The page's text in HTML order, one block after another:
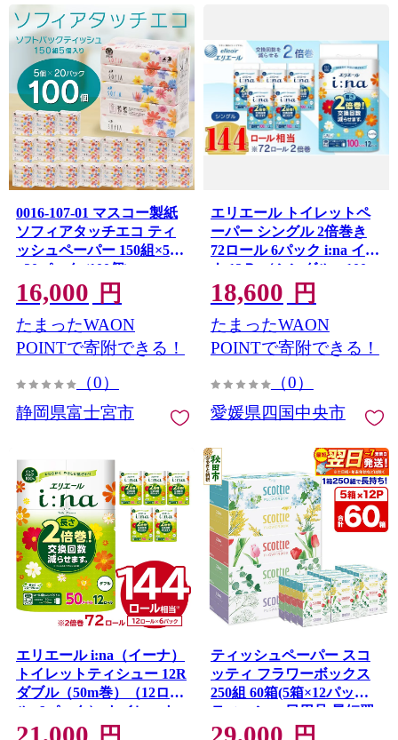
0016-107-01 マスコー製紙
ソフィアタッチエコ ティ
ッシュペーパー 150組×5個
×20パック (100個)
16,000 円
たまったWAON
POINTで寄附できる！
（0）
静岡県富士宮市
エリエール トイレットペ
ーパー シングル 2倍巻き
72ロール 6パック i:na イー
ナ 12Ｒ （シングル・100
ｍ） × 6パック 日用品 消
耗品 新生活 備蓄 防災 愛媛
県 四国中央市
18,600 円
たまったWAON
POINTで寄附できる！
（0）
愛媛県四国中央市
エリエール i:na（イーナ）
トイレットティシュー 12R
ダブル（50m巻）（12ロー
ル×6パック） トイレット
ペーパー 2倍 巻 エコ フロ
ティッシュペーパー スコ
ッティ フラワーボックス
250組 60箱(5箱×12パック)
ティッシュ 日用品 最短翌
日発送 [ティッシュ スコッ